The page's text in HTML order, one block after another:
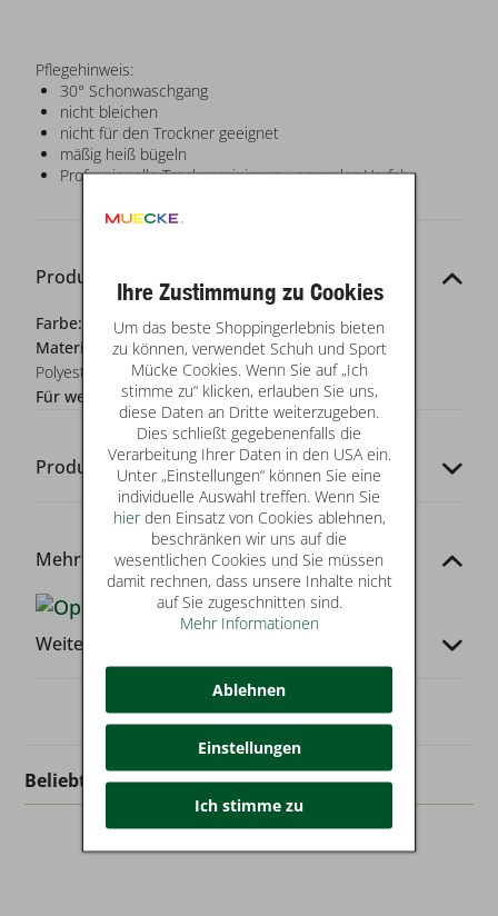
Pflegehinweis:
30° Schonwaschgang
nicht bleichen
nicht für den Trockner geeignet
mäßig heiß bügeln
Professionelle Trockenreinigung - normales Verfahr
Produkt-Details
Farbe:
creme
Materialzusammensetzung: 70% Baumwolle, 30%
Polyester
Für wen?:
Damen
Produkt-Codes
Mehr von dieser Marke
Weitere Infos
Beliebt in dieser Kategorie
Ihre Zustimmung zu Cookies
Um das beste Shoppingerlebnis bieten
zu können, verwendet Schuh und Sport
Mücke Cookies. Wenn Sie auf „Ich
stimme zu“ klicken, erlauben Sie uns,
diese Daten an Dritte weiterzugeben.
Dies schließt gegebenenfalls die
Verarbeitung Ihrer Daten in den USA ein.
Unter „Einstellungen“ können Sie eine
individuelle Auswahl treffen. Wenn Sie
hierden Einsatz von Cookies ablehnen,
beschränken wir uns auf die
wesentlichen Cookies und Sie müssen
damit rechnen, dass unsere Inhalte nicht
auf Sie zugeschnitten sind.
Mehr Informationen
Ablehnen
Einstellungen
Ich stimme zu